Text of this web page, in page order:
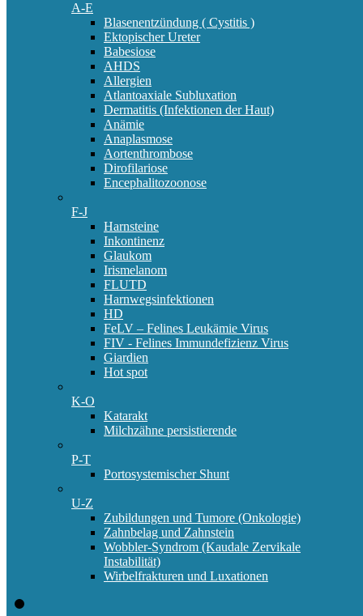
A-E
Blasenentzündung ( Cystitis )
Ektopischer Ureter
Babesiose
AHDS
Allergien
Atlantoaxiale Subluxation
Dermatitis (Infektionen der Haut)
Anämie
Anaplasmose
Aortenthrombose
Dirofilariose
Encephalitozoonose
F-J
Harnsteine
Inkontinenz
Glaukom
Irismelanom
FLUTD
Harnwegsinfektionen
HD
FeLV – Felines Leukämie Virus
FIV - Felines Immundefizienz Virus
Giardien
Hot spot
K-O
Katarakt
Milchzähne persistierende
P-T
Portosystemischer Shunt
U-Z
Zubildungen und Tumore (Onkologie)
Zahnbelag und Zahnstein
Wobbler-Syndrom (Kaudale Zervikale
Instabilität)
Wirbelfrakturen und Luxationen